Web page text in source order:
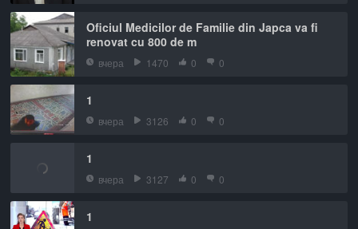
Oficiul Medicilor de Familie din Japca va fi
renovat cu 800 de m
вчера 1470 0 0
1
вчера 3126 0 0
1
вчера 3127 0 0
1